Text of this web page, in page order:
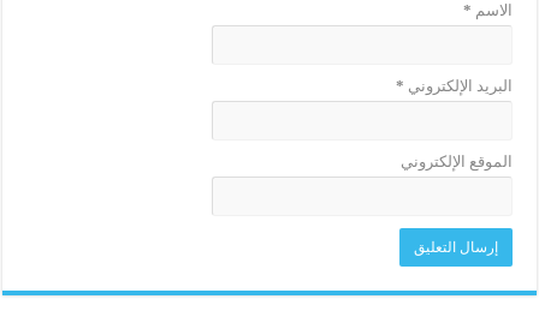
الاسم *
البريد الإلكتروني *
الموقع الإلكتروني